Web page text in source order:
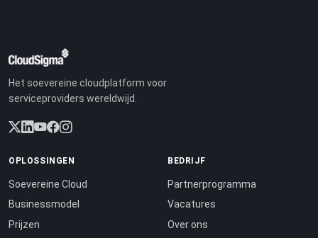
Het soevereine cloudplatform voor
serviceproviders wereldwijd.
OPLOSSINGEN
Soevereine Cloud
Businessmodel
Prijzen
BEDRIJF
Partnerprogramma
Vacatures
Over ons